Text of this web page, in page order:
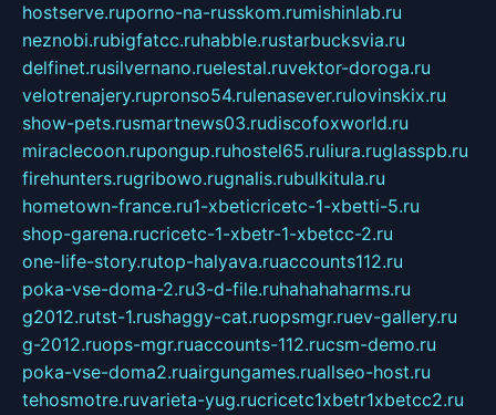
hostserve.ruporno-na-russkom.rumishinlab.ru
neznobi.rubigfatcc.ruhabble.rustarbucksvia.ru
delfinet.rusilvernano.ruelestal.ruvektor-doroga.ru
velotrenajery.rupronso54.rulenasever.rulovinskix.ru
show-pets.rusmartnews03.rudiscofoxworld.ru
miraclecoon.rupongup.ruhostel65.ruliura.ruglasspb.ru
firehunters.rugribowo.rugnalis.rubulkitula.ru
hometown-france.ru1-xbeticricetc-1-xbetti-5.ru
shop-garena.rucricetc-1-xbetr-1-xbetcc-2.ru
one-life-story.rutop-halyava.ruaccounts112.ru
poka-vse-doma-2.ru3-d-file.ruhahahaharms.ru
g2012.rutst-1.rushaggy-cat.ruopsmgr.ruev-gallery.ru
g-2012.ruops-mgr.ruaccounts-112.rucsm-demo.ru
poka-vse-doma2.ruairgungames.ruallseo-host.ru
tehosmotre.ruvarieta-yug.rucricetc1xbetr1xbetcc2.ru